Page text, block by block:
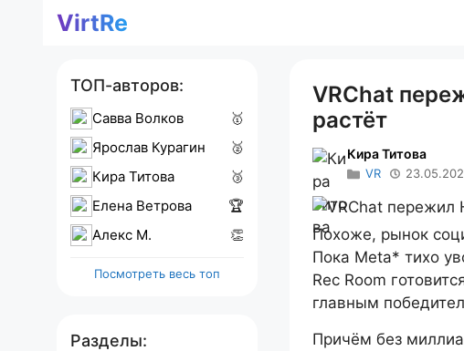
ПерейтиVirtRe
VRChat
растёт
Кира Титова
VR
Похоже, рынок
Пока Meta* тихо
Rec Room
главным
Причём без
ТОП-авторов:
Савва Волков
🥇
Ярослав Курагин
🥈
Кира Титова
🥉
Елена Ветрова
🏆
Алекс M.
👏
Посмотреть весь топ
Разделы: